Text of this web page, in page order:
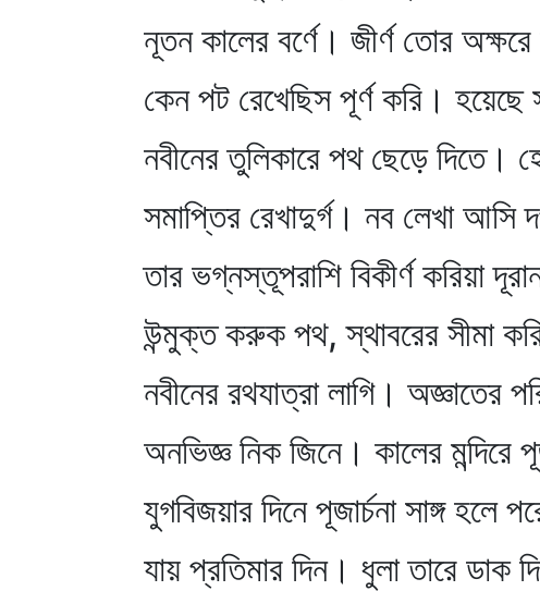
নূতন কালের বর্ণে। জীর্ণ তোর
কেন পট রেখেছিস পূর্ণ করি। হয়েছে
নবীনের তুলিকারে পথ ছেড়ে দিতে।
সমাপ্তির রেখাদুর্গ। নব লেখা আসি
তার ভগ্নস্তূপরাশি বিকীর্ণ করিয়া
উন্মুক্ত করুক পথ, স্থাবরের সীমা
নবীনের রথযাত্রা লাগি। অজ্ঞাতের
অনভিজ্ঞ নিক জিনে। কালের মন্দিরে
যুগবিজয়ার দিনে পূজার্চনা সাঙ্গ হলে
যায় প্রতিমার দিন। ধুলা তারে ডাক